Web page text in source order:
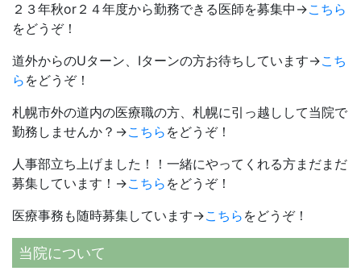
２３年秋or２４年度から勤務できる医師を募集中→こちら
をどうぞ！
道外からのUターン、Iターンの方お待ちしています→こち
ら をどうぞ！
札幌市外の道内の医療職の方、札幌に引っ越しして当院で
勤務しませんか？→こちら をどうぞ！
人事部立ち上げました！！一緒にやってくれる方まだまだ
募集しています！→こちら をどうぞ！
医療事務も随時募集しています→こちら をどうぞ！
当院について